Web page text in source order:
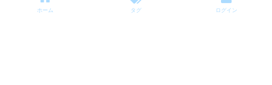
ホーム タグ ログイン